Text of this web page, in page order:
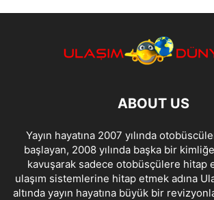
ABOUT US
Yayın hayatına 2007 yılında
başlayan, 2008 yılında başka bir
kavuşarak sadece otobüsçülere hitap
ulaşım sistemlerine hitap etmek adına
altında yayın hayatına büyük bir